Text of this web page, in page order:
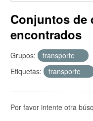
Conjuntos de
encontrados
Grupos: transporte
Etiquetas:
transporte
Por favor intente otra